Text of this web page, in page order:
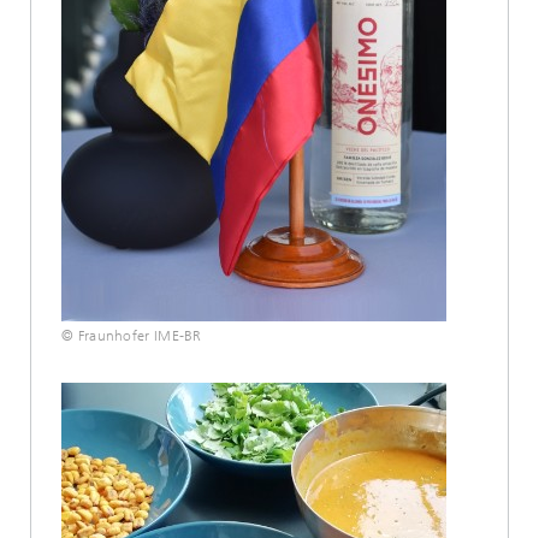
© Fraunhofer IME-BR